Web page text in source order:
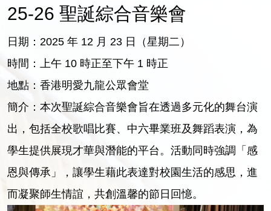
25-26 聖誕綜合音樂會
日期：2025 年 12 月 23 日（星期二）
時間：上午 10 時正至下午 1 時正
地點：香港明愛九龍公眾會堂
簡介：本次聖誕綜合音樂會旨在透過多元化的舞台演
出，包括全校歌唱比賽、中六畢業班及舞蹈表演，為
學生提供展現才華與潛能的平台。活動同時強調「感
恩與傳承」，讓學生藉此表達對校園生活的感思，進
而凝聚師生情誼，共創溫馨的節日回憶。